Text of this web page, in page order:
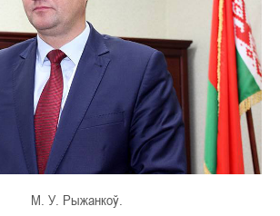
М. У. Рыжанкоў.